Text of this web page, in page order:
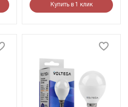
Купить в 1 клик